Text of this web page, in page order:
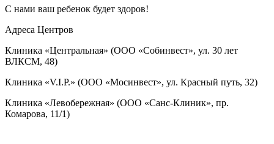
С нами ваш ребенок будет здоров!
Адреса Центров
Клиника «Центральная» (ООО «Собинвест», ул. 30 лет
ВЛКСМ, 48)
Клиника «V.I.P.» (ООО «Мосинвест», ул. Красный путь, 32)
Клиника «Левобережная» (ООО «Санс-Клиник», пр.
Комарова, 11/1)